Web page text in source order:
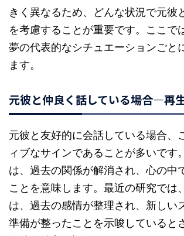
きく異なるため、どんな状況で元彼
を考慮することが重要です。ここで
夢の代表的なシチュエーションごと
ます。
元彼と仲良く話している場合—再
元彼と友好的に会話している場合、
ィブなサインであることが多いです
は、過去の関係が解消され、心の中
ことを意味します。最近の研究では
は、過去の感情が整理され、新しい
準備が整ったことを示唆していると